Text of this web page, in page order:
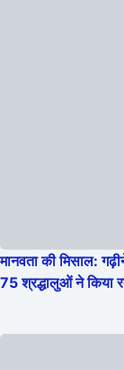
मानवता की मिसाल:
75 श्रद्धालुओं ने किया